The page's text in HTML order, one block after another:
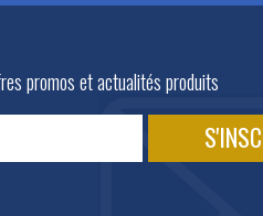
promos et actualités produits